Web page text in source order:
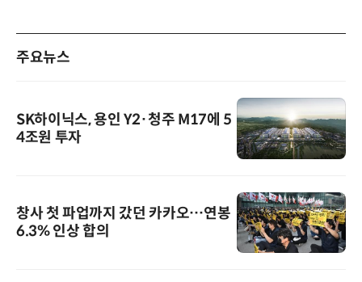
주요뉴스
SK하이닉스, 용인 Y2·청주 M17에 5
4조원 투자
창사 첫 파업까지 갔던 카카오…연봉
6.3% 인상 합의